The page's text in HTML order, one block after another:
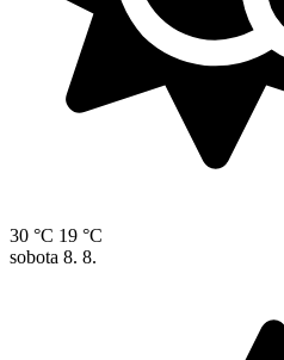
30 °C 19 °C
sobota 8. 8.